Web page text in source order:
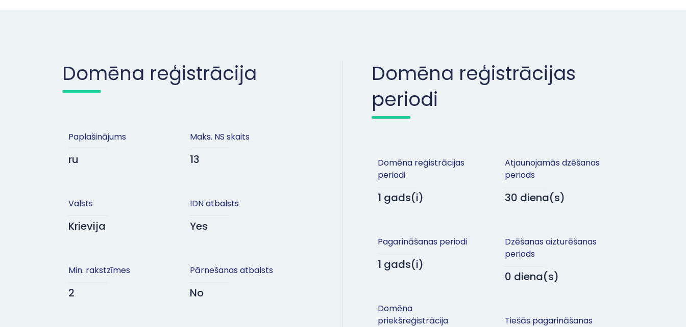
Domēna reģistrācija
Paplašinājums
ru
Valsts
Krievija
Min. rakstzīmes
2
Maks. NS skaits
13
IDN atbalsts
Yes
Pārnešanas atbalsts
No
Domēna reģistrācijas
periodi
Domēna reģistrācijas
periodi
1 gads(i)
Pagarināšanas periodi
1 gads(i)
Domēna
priekšreģistrācija
Atjaunojamās dzēšanas
periods
30 diena(s)
Dzēšanas aizturēšanas
periods
0 diena(s)
Tiešās pagarināšanas